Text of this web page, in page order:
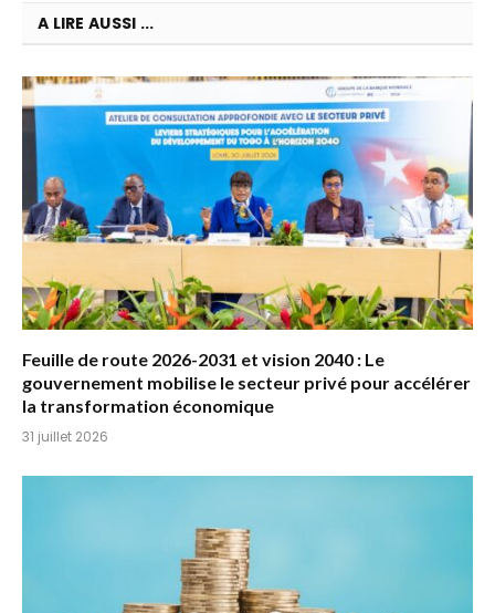
A LIRE AUSSI ...
Feuille de route 2026-2031 et vision 2040 : Le
gouvernement mobilise le secteur privé pour accélérer
la transformation économique
31 juillet 2026